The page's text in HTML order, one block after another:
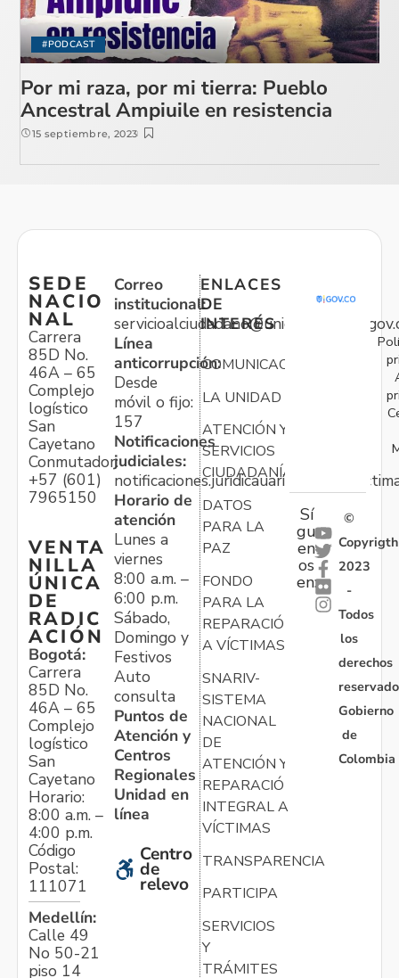
#PODCAST
Por mi raza, por mi tierra: Pueblo
Ancestral Ampiuile en resistencia
15 septiembre, 2023
SEDE
NACIO
NAL
Carrera
85D No.
46A – 65
Complejo
logístico
San
Cayetano
Conmutador:
+57 (601)
7965150
VENTA
NILLA
ÚNICA
DE
RADIC
ACIÓN
Bogotá:
Carrera
85D No.
46A – 65
Complejo
logístico
San
Cayetano
Horario:
8:00 a.m. –
4:00 p.m.
Código
Postal:
111071
Medellín:
Calle 49
No 50-21
piso 14
Correo
institucional:
Línea
anticorrupción:
Desde
móvil o fijo:
157
Notificaciones
judiciales:
Horario de
atención
Lunes a
viernes
8:00 a.m. –
6:00 p.m.
Sábado,
Domingo y
Festivos
Auto
consulta
Puntos de
Atención y
Centros
Regionales
Unidad en
línea
Centro
de
relevo
ENLACES
DE
INTERÉS
COMUNICACIONES
LA UNIDAD
ATENCIÓN Y
SERVICIOS
CIUDADANÍA
DATOS
PARA LA
PAZ
FONDO
PARA LA
REPARACIÓN
A VÍCTIMAS
SNARIV-
SISTEMA
NACIONAL
DE
ATENCIÓN Y
REPARACIÓN
INTEGRAL A
VÍCTIMAS
TRANSPARENCIA
PARTICIPA
SERVICIOS
Y
TRÁMITES
Sí
gu
en
os
en:
©
Copyrigth
2023
-
Todos
los
derechos
Gobierno
de
Colombia